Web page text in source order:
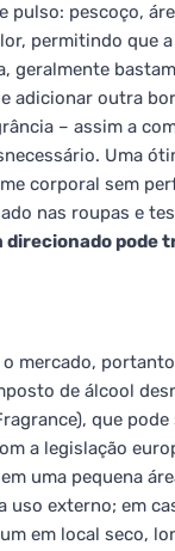
pulso: pescoço,
permitindo que
geralmente
adicionar outra
– assim a
Uma
corporal sem
nas roupas e
direcionado pode
mercado,
de álcool
que
a legislação
uma pequena
uso externo; em
em local seco,